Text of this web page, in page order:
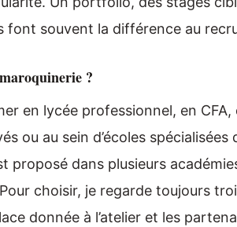
font souvent la différence au
?
en lycée professionnel, en
ou au sein d’écoles spécialisées
proposé dans plusieurs
choisir, je regarde toujours
donnée à l’atelier et les